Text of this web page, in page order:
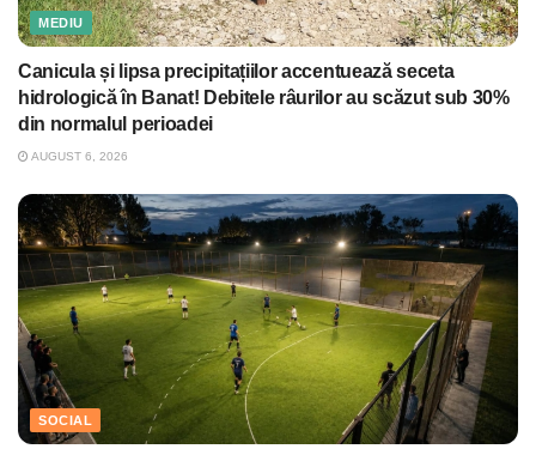
MEDIU
Canicula și lipsa precipitațiilor accentuează seceta
hidrologică în Banat! Debitele râurilor au scăzut sub 30%
din normalul perioadei
AUGUST 6, 2026
SOCIAL